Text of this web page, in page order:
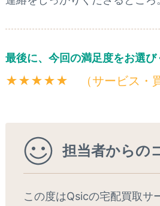
最後に、今回の満足度をお選び
★★★★★ （サービス・買
担当者からの
この度はQsicの宅配買取サ